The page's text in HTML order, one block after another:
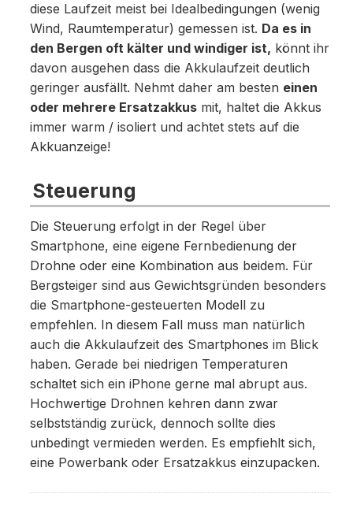
diese Laufzeit meist bei Idealbedingungen (wenig
Wind, Raumtemperatur) gemessen ist. Da es in
den Bergen oft kälter und windiger ist, könnt ihr
davon ausgehen dass die Akkulaufzeit deutlich
geringer ausfällt. Nehmt daher am besten einen
oder mehrere Ersatzakkusmit, haltet die Akkus
immer warm / isoliert und achtet stets auf die
Akkuanzeige!
Steuerung
Die Steuerung erfolgt in der Regel über
Smartphone, eine eigene Fernbedienung der
Drohne oder eine Kombination aus beidem. Für
Bergsteiger sind aus Gewichtsgründen besonders
die Smartphone-gesteuerten Modell zu
empfehlen. In diesem Fall muss man natürlich
auch die Akkulaufzeit des Smartphones im Blick
haben. Gerade bei niedrigen Temperaturen
schaltet sich ein iPhone gerne mal abrupt aus.
Hochwertige Drohnen kehren dann zwar
selbstständig zurück, dennoch sollte dies
unbedingt vermieden werden. Es empfiehlt sich,
eine Powerbank oder Ersatzakkus einzupacken.